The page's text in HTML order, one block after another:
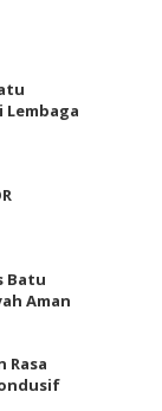
Batu
Aman
Rasa